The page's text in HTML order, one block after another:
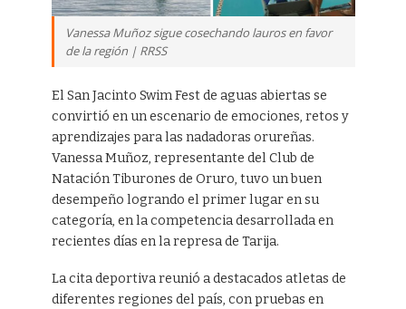
Vanessa Muñoz sigue cosechando lauros en favor
de la región | RRSS
El San Jacinto Swim Fest de aguas abiertas se
convirtió en un escenario de emociones, retos y
aprendizajes para las nadadoras orureñas.
Vanessa Muñoz, representante del Club de
Natación Tiburones de Oruro, tuvo un buen
desempeño logrando el primer lugar en su
categoría, en la competencia desarrollada en
recientes días en la represa de Tarija.
La cita deportiva reunió a destacados atletas de
diferentes regiones del país, con pruebas en